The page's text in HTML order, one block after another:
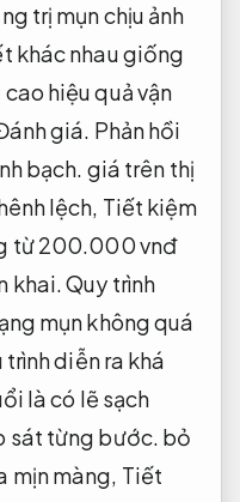
quả vận hành.giá
trị mụn chịu ảnh
khác nhau giống
hiệu quả vận
giá.Phản hồi
bạch.giá trên thị
lệch,Tiết kiệm
từ 200.000 vnđ